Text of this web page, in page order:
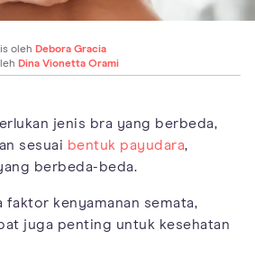
oleh Debora Gracia
Dina Vionetta Orami
jenis bra yang berbeda,
sesuai bentuk payudara,
berbeda-beda.
faktor kenyamanan semata,
juga penting untuk kesehatan